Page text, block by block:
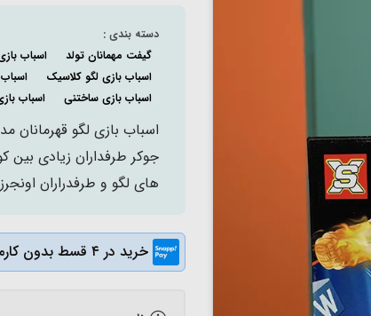
دسته بندی :
گیفت مهمانان تولد
اسباب
اسباب بازی لگو کلاسیک
اسباب بازی
اسباب بازی ساختنی
اسباب
جوکر طرفداران زیادی بین
های لگو و طرفدراران
خرید در ۴ قسط بدون کارمزد